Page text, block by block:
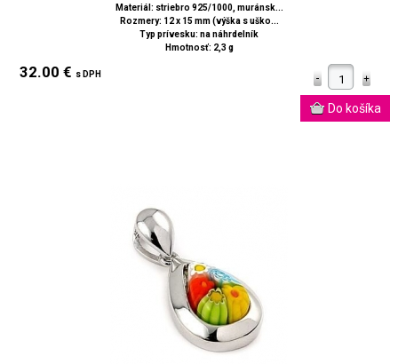
Materiál: striebro 925/1000, muránsk...
Rozmery: 12 x 15 mm (výška s uško...
Typ prívesku: na náhrdelník
Hmotnosť: 2,3 g
32.00 € s DPH